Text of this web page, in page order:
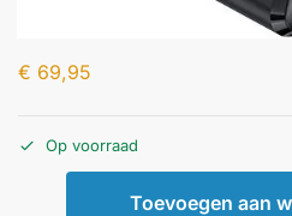
€ 69,95
Op voorraad
Toevoegen aan